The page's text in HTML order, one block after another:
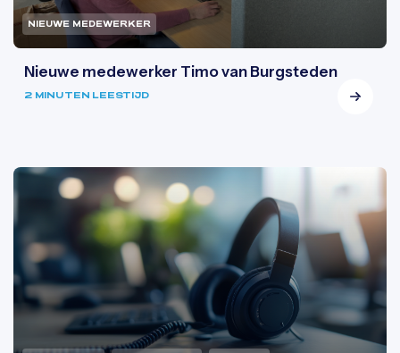
NIEUWE MEDEWERKER
Nieuwe medewerker Timo van Burgsteden
2 MINUTEN LEESTIJD